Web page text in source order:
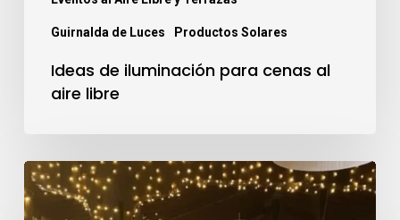
Guirnalda de Luces Productos Solares
Ideas de iluminación para cenas al
aire libre
Iluminación
para